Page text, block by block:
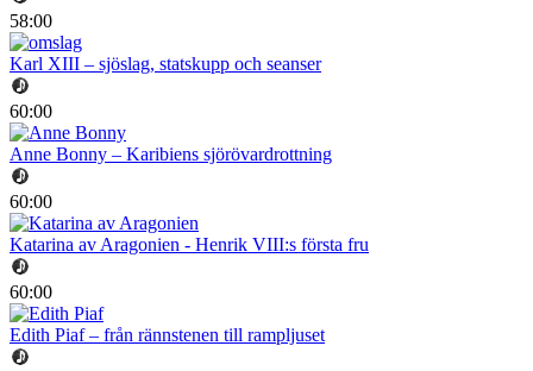
58:00
Karl XIII – sjöslag, statskupp och seanser
60:00
Anne Bonny – Karibiens sjörövardrottning
60:00
Katarina av Aragonien - Henrik VIII:s första fru
60:00
Edith Piaf – från rännstenen till rampljuset